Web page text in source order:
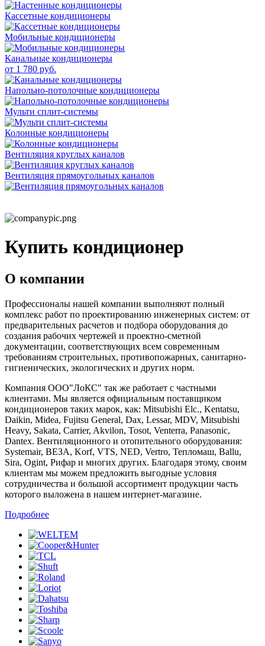
Кассетные кондиционеры
Мобильные кондиционеры
Канальные кондиционеры
от 1 780 руб.
Напольно-потолочные кондиционеры
Мульти сплит-системы
Колонные кондиционеры
Вентиляция круглых каналов
Вентиляция прямоугольных каналов
Купить кондиционер
О компании
Профессионалы нашей компании выполняют полный
комплекс работ по проектированию инженерных систем: от
предварительных расчетов и подбора оборудования до
создания рабочих чертежей и проектно-сметной
документации, соответствующих всем современным
требованиям строительных, противопожарных, санитарно-
гигиенических, экологических и других норм.
Компания ООО"ЛоКС" так же работает с частными
клиентами. Мы является официальным поставщиком
кондиционеров таких марок, как: Mitsubishi Elc., Kentatsu,
Daikin, Midea, Fujitsu General, Dax, Lessar, MDV, Mitsubishi
Heavy, Sakata, Carrier, Akvilon, Tosot, Venterra, Panasonic,
Dantex. Вентиляционного и отопительного оборудования:
Systemair, ВЕЗА, Korf, VTS, NED, Vertro, Тепломаш, Ballu,
Sira, Ogint, Рифар и многих других. Благодаря этому, своим
клиентам мы можем предложить выгодные условия
сотрудничества и большой ассортимент продукции часть
которого выложена в нашем интернет-магазине.
Подробнее